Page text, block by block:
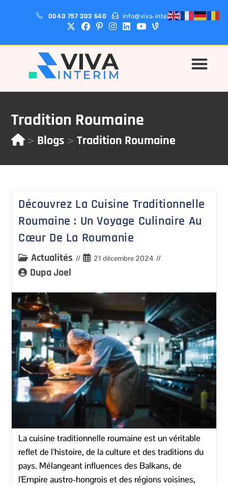
0040 757 303 640 info@viva-interim.com
Tradition Roumaine
> Blogs > Tradition Roumaine
Découvrez La Cuisine Traditionnelle
Roumaine : Un Voyage Culinaire Au
Cœur De La Roumanie
Actualités 21 décembre 2024
Dupa Joel
La cuisine traditionnelle roumaine est un véritable
reflet de l’histoire, de la culture et des traditions du
pays. Mélangeant influences des Balkans, de
l'Empire austro-hongrois et des régions voisines,